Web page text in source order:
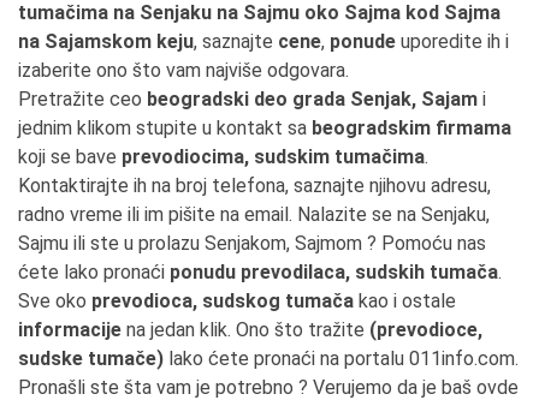
tumačima na Senjaku na Sajmu oko Sajma kod Sajma
na Sajamskom keju, saznajte cene, ponude uporedite ih i
izaberite ono što vam najviše odgovara.
Pretražite ceo beogradski deo grada Senjak, Sajam i
jednim klikom stupite u kontakt sa beogradskim firmama
koji se bave prevodiocima, sudskim tumačima.
Kontaktirajte ih na broj telefona, saznajte njihovu adresu,
radno vreme ili im pišite na email. Nalazite se na Senjaku,
Sajmu ili ste u prolazu Senjakom, Sajmom ? Pomoću nas
ćete lako pronaći ponudu prevodilaca, sudskih tumača.
Sve oko prevodioca, sudskog tumača kao i ostale
informacije na jedan klik. Ono što tražite (prevodioce,
sudske tumače) lako ćete pronaći na portalu 011info.com.
Pronašli ste šta vam je potrebno ? Verujemo da je baš ovde